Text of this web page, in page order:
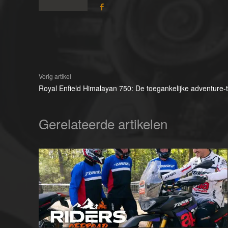
Vorig artikel
Royal Enfield Himalayan 750: De toegankelijke adventure-
Gerelateerde artikelen